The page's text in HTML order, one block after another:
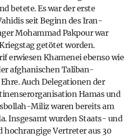
betete. Es war der erste
seit Beginn des Iran-
Mohammad Pakpour war
getötet worden.
erwiesen Khamenei ebenso wie
afghanischen Taliban-
Auch Delegationen der
Hamas und
Miliz waren bereits am
Insgesamt wurden Staats- und
hochrangige Vertreter aus 30